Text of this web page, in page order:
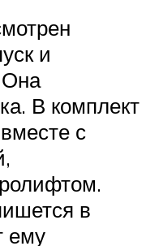
и
Она
В комплект
с
в
ему